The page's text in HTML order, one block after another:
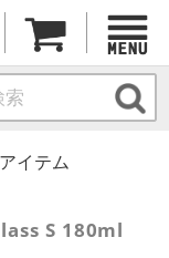
イテム
S 180ml